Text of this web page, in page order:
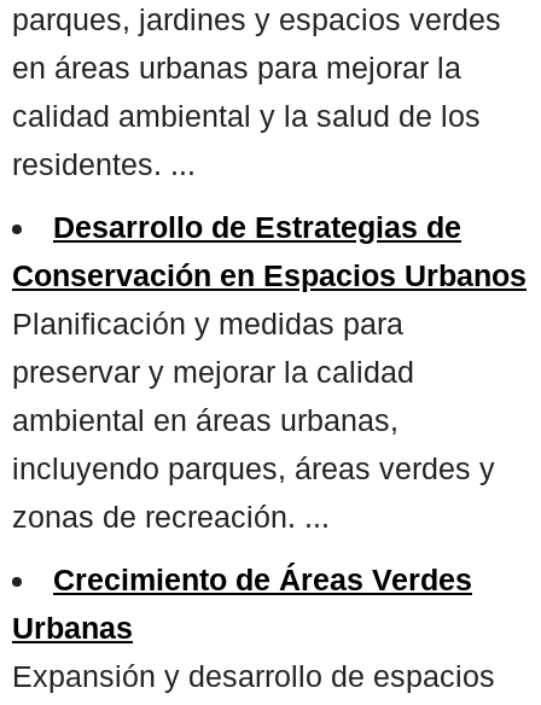
parques, jardines y espacios verdes
en áreas urbanas para mejorar la
calidad ambiental y la salud de los
residentes. ...
Desarrollo de Estrategias de
Conservación en Espacios Urbanos
Planificación y medidas para
preservar y mejorar la calidad
ambiental en áreas urbanas,
incluyendo parques, áreas verdes y
zonas de recreación. ...
Crecimiento de Áreas Verdes
Urbanas
Expansión y desarrollo de espacios